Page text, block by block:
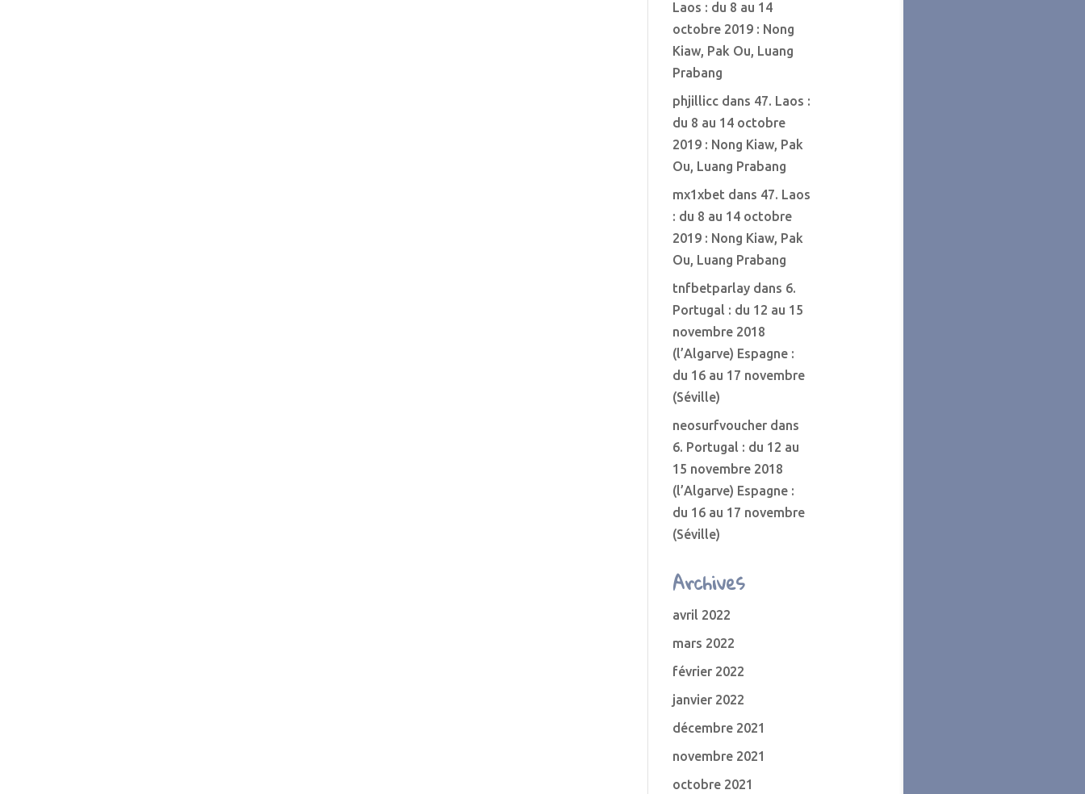
Laos : du 8 au 14
octobre 2019 : Nong
Kiaw, Pak Ou, Luang
Prabang
phjillicc dans 47. Laos :
du 8 au 14 octobre
2019 : Nong Kiaw, Pak
Ou, Luang Prabang
mx1xbet dans 47. Laos
: du 8 au 14 octobre
2019 : Nong Kiaw, Pak
Ou, Luang Prabang
tnfbetparlay dans 6.
Portugal : du 12 au 15
novembre 2018
(l’Algarve) Espagne :
du 16 au 17 novembre
(Séville)
neosurfvoucher dans
6. Portugal : du 12 au
15 novembre 2018
(l’Algarve) Espagne :
du 16 au 17 novembre
(Séville)
Archives
avril 2022
mars 2022
février 2022
janvier 2022
décembre 2021
novembre 2021
octobre 2021